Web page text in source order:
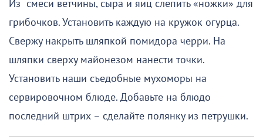
Из смеси ветчины, сыра и яиц слепить «ножки» для
грибочков. Установить каждую на кружок огурца.
Свержу накрыть шляпкой помидора черри. На
шляпки сверху майонезом нанести точки.
Установить наши съедобные мухоморы на
сервировочном блюде. Добавьте на блюдо
последний штрих – сделайте полянку из петрушки.